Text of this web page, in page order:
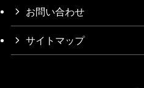
お問い合わせ
サイトマップ